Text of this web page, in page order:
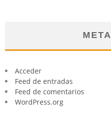
META
Acceder
Feed de entradas
Feed de comentarios
WordPress.org